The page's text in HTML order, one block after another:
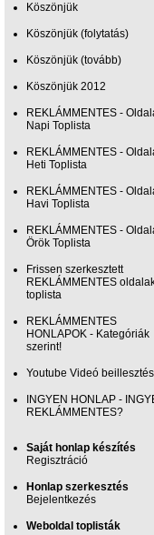
Köszönjük
Köszönjük (folytatás)
Köszönjük (tovább)
Köszönjük 2012
REKLÁMMENTES -
Napi Toplista
REKLÁMMENTES -
Heti Toplista
REKLÁMMENTES -
Havi Toplista
REKLÁMMENTES -
Örök Toplista
Frissen szerkesztett
REKLÁMMENTES
toplista
REKLÁMMENTES
HONLAPOK - Kategóriák
szerint!
Youtube Videó beillesztés
INGYEN HONLAP -
REKLÁMMENTES?
Saját honlap készítés
Regisztráció
Honlap szerkesztés
Bejelentkezés
Weboldal toplisták